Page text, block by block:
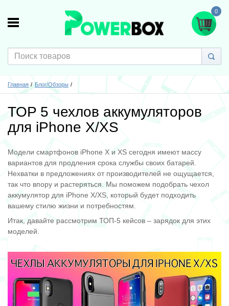
0
Главная Блог/Обзоры
TOP 5 чехлов аккумуляторов
для iPhone X/XS
Модели смартфонов iPhone X и XS сегодня имеют массу
вариантов для продления срока службы своих батарей.
Нехватки в предложениях от производителей не ощущается,
так что впору и растеряться. Мы поможем подобрать чехол
аккумулятор для iPhone X/XS, который будет подходить
вашему стилю жизни и потребностям.
Итак, давайте рассмотрим ТОП-5 кейсов – зарядок для этих
моделей.